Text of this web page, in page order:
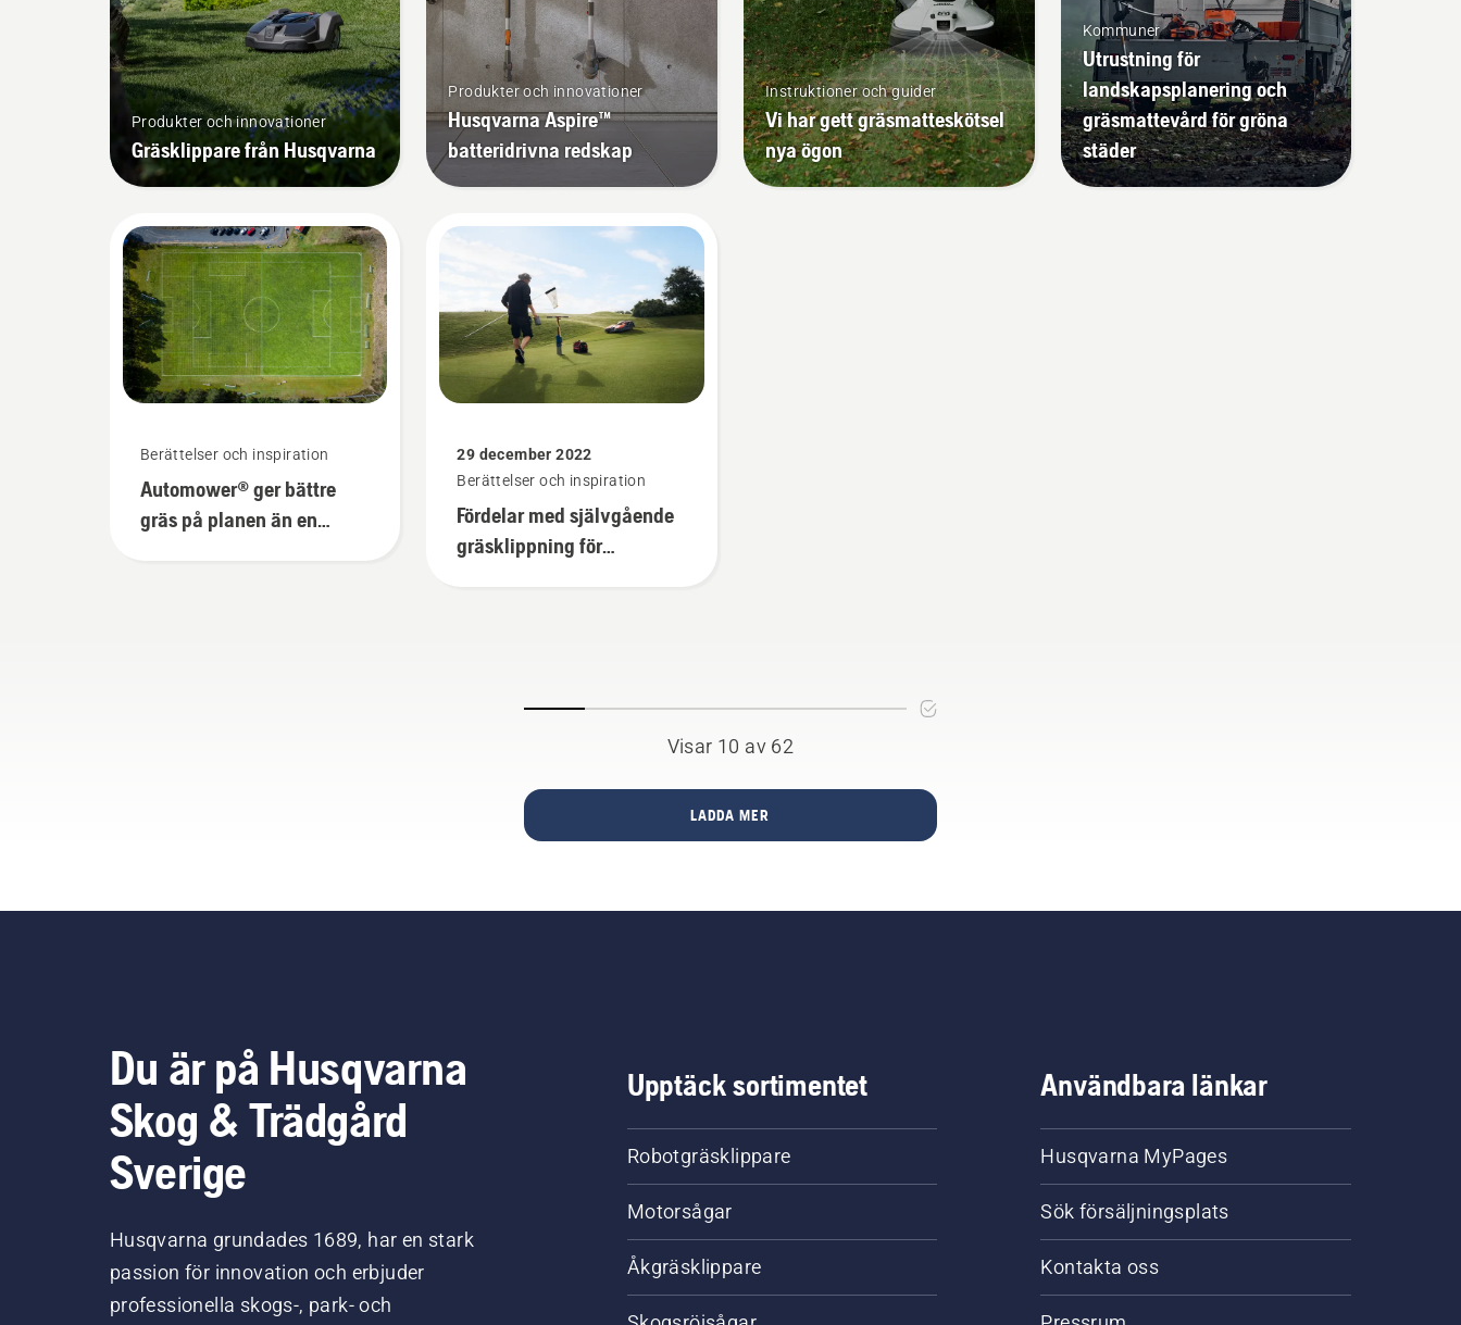
Produkter och innovationer
Gräsklippare från Husqvarna
Berättelser och inspiration
Automower® ger bättre
gräs på planen än en
Produkter och innovationer
Husqvarna Aspire™
batteridrivna redskap
29 december 2022
Berättelser och inspiration
Fördelar med självgående
gräsklippning för
Instruktioner och guider
Vi har gett gräsmatteskötsel
nya ögon
Kommuner
Utrustning för
landskapsplanering och
gräsmattevård för gröna
städer
Visar 10 av 62
LADDA MER
Du är på Husqvarna
Skog & Trädgård
Sverige
Husqvarna grundades 1689, har en stark
passion för innovation och erbjuder
professionella skogs-, park- och
Upptäck sortimentet
Robotgräsklippare
Motorsågar
Åkgräsklippare
Användbara länkar
Husqvarna MyPages
Sök försäljningsplats
Kontakta oss